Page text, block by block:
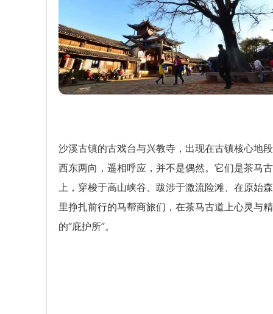
沙溪古镇的古戏台与兴教寺，出现在古镇核心地
西东两向，遥相呼应，并不是偶然。它们是茶马
上，穿梭于高山峡谷、跋涉于激流险滩、在原始
里挣扎前行的马帮商旅们，在茶马古道上心灵与
的“庇护所”。